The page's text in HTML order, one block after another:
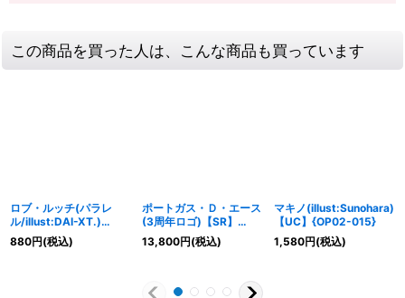
この商品を買った人は、こんな商品も買っています
ロブ・ルッチ(パラレ
ル/illust:DAI-XT.)
【SR/P】{EB04-048}
880円(税込)
ポートガス・Ｄ・エース
(3周年ロゴ)【SR】
{ST15-005}
13,800円(税込)
マキノ(illust:Sunohara)
【UC】{OP02-015}
1,580円(税込)